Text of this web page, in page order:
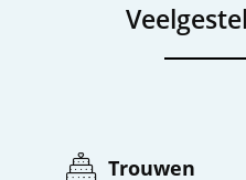
Trouwen